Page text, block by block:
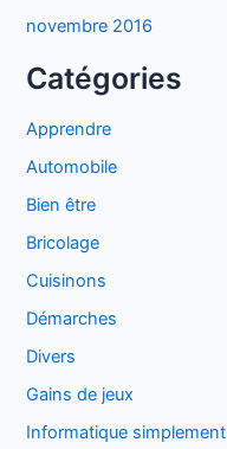
novembre 2016
Catégories
Apprendre
Automobile
Bien être
Bricolage
Cuisinons
Démarches
Divers
Gains de jeux
Informatique simplement